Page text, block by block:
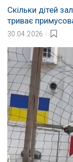
Скільки дітей
триває
30.04.2026